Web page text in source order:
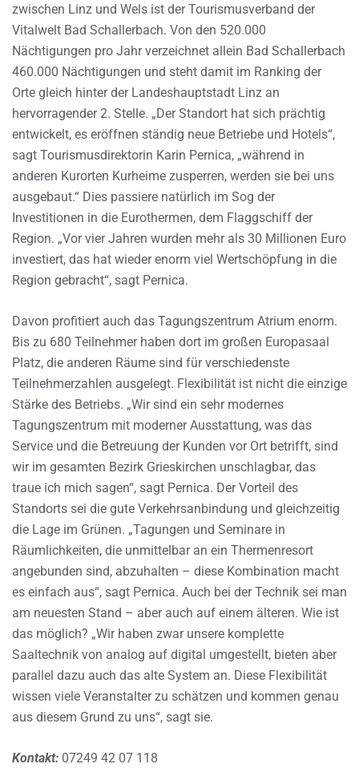
zwischen Linz und Wels ist der Tourismusverband der
Vitalwelt Bad Schallerbach. Von den 520.000
Nächtigungen pro Jahr verzeichnet allein Bad Schallerbach
460.000 Nächtigungen und steht damit im Ranking der
Orte gleich hinter der Landeshauptstadt Linz an
hervorragender 2. Stelle. „Der Standort hat sich prächtig
entwickelt, es eröffnen ständig neue Betriebe und Hotels“,
sagt Tourismusdirektorin Karin Pernica, „während in
anderen Kurorten Kurheime zusperren, werden sie bei uns
ausgebaut.“ Dies passiere natürlich im Sog der
Investitionen in die Eurothermen, dem Flaggschiff der
Region. „Vor vier Jahren wurden mehr als 30 Millionen Euro
investiert, das hat wieder enorm viel Wertschöpfung in die
Region gebracht“, sagt Pernica.
Davon profitiert auch das Tagungszentrum Atrium enorm.
Bis zu 680 Teilnehmer haben dort im großen Europasaal
Platz, die anderen Räume sind für verschiedenste
Teilnehmerzahlen ausgelegt. Flexibilität ist nicht die einzige
Stärke des Betriebs. „Wir sind ein sehr modernes
Tagungszentrum mit moderner Ausstattung, was das
Service und die Betreuung der Kunden vor Ort betrifft, sind
wir im gesamten Bezirk Grieskirchen unschlagbar, das
traue ich mich sagen“, sagt Pernica. Der Vorteil des
Standorts sei die gute Verkehrsanbindung und gleichzeitig
die Lage im Grünen. „Tagungen und Seminare in
Räumlichkeiten, die unmittelbar an ein Thermenresort
angebunden sind, abzuhalten – diese Kombination macht
es einfach aus“, sagt Pernica. Auch bei der Technik sei man
am neuesten Stand – aber auch auf einem älteren. Wie ist
das möglich? „Wir haben zwar unsere komplette
Saaltechnik von analog auf digital umgestellt, bieten aber
parallel dazu auch das alte System an. Diese Flexibilität
wissen viele Veranstalter zu schätzen und kommen genau
aus diesem Grund zu uns“, sagt sie.
Kontakt: 07249 42 07 118